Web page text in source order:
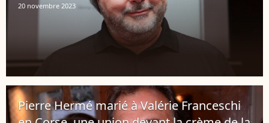
20 novembre 2023
Pierre Hermé marié à Valérie Franceschi